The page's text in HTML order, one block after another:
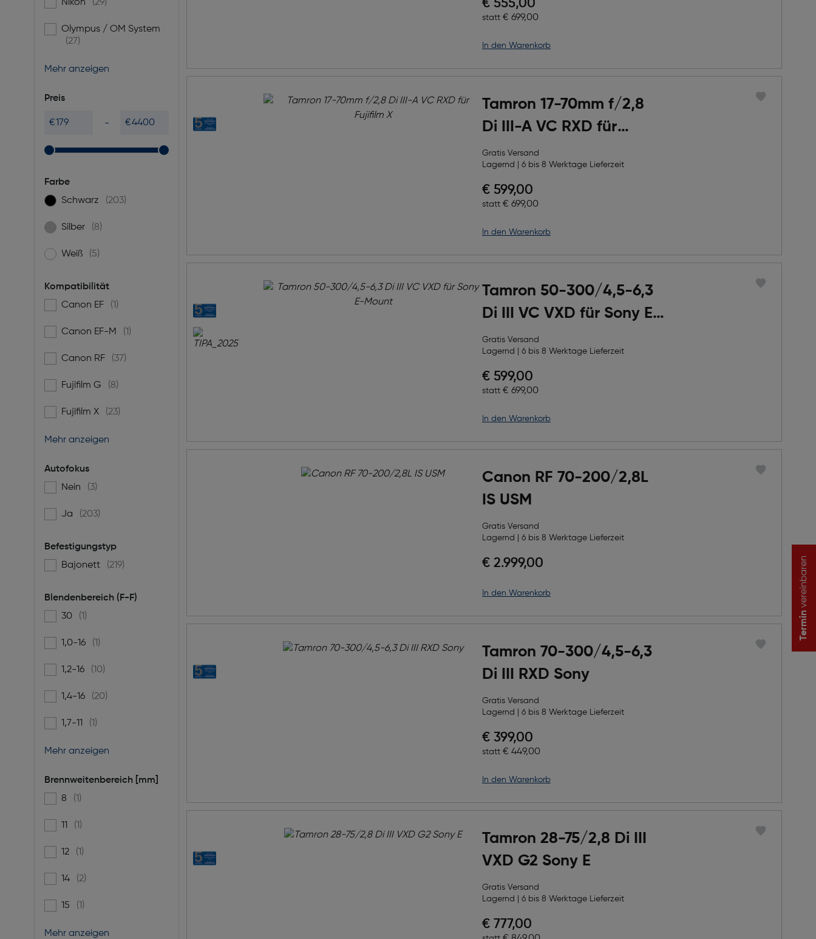
Nikon (29)
Filtern nach Marke: Nikon
Olympus / OM System
(27)
Filtern nach Marke: Olympus / OM System
Mehr anzeigen
Preis
€ €
Farbe
Schwarz
(203)
Filtern nach Farbe: Schwarz
Silber (8)
Filtern nach Farbe: Silber
Weiß (5)
Filtern nach Farbe: Weiß
Kompatibilität
Canon EF
(1)
Filtern nach Kompatibilität: Canon EF
Canon EF-M (1)
Filtern nach Kompatibilität: Canon EF-M
Canon RF (37)
Filtern nach Kompatibilität: Canon RF
Fujifilm G (8)
Filtern nach Kompatibilität: Fujifilm G
Fujifilm X (23)
Filtern nach Kompatibilität: Fujifilm X
Mehr anzeigen
Autofokus
Nein
(3)
Filtern nach Autofokus: false
Ja (203)
Filtern nach Autofokus: true
Befestigungstyp
Bajonett
(219)
Filtern nach Befestigungstyp: Bajonett
Blendenbereich (F-F)
30
(1)
Filtern nach Blendenbereich (F-F): 30
1,0-16 (1)
Filtern nach Blendenbereich (F-F): 1,0-16
1,2-16 (10)
Filtern nach Blendenbereich (F-F): 1,2-16
1,4-16 (20)
Filtern nach Blendenbereich (F-F): 1,4-16
1,7-11 (1)
Filtern nach Blendenbereich (F-F): 1,7-11
Mehr anzeigen
Brennweitenbereich [mm]
8
(1)
Filtern nach Brennweitenbereich [mm]: 8
11 (1)
Filtern nach Brennweitenbereich [mm]: 11
12 (1)
Filtern nach Brennweitenbereich [mm]: 12
14 (2)
Filtern nach Brennweitenbereich [mm]: 14
15 (1)
Filtern nach Brennweitenbereich [mm]: 15
Mehr anzeigen
Preis nach Rabatts
€ 555,00
statt Ursprünglicher Preis
€ 699,00
in den Warenkorb
Tamron 17-70mm f/2,8
Di III-A VC RXD für
Fujifilm X
Gratis Versand
Lagernd | 6 bis 8 Werktage Lieferzeit
Preis nach Rabatts
€ 599,00
statt Ursprünglicher Preis
€ 699,00
in den Warenkorb
Tamron 50-300/4,5-6,3
Di III VC VXD für Sony E-
Mount
Gratis Versand
Lagernd | 6 bis 8 Werktage Lieferzeit
Preis nach Rabatts
€ 599,00
statt Ursprünglicher Preis
€ 699,00
in den Warenkorb
Canon RF 70-200/2,8L
IS USM
Gratis Versand
Lagernd | 6 bis 8 Werktage Lieferzeit
€ 2.999,00
in den Warenkorb
Tamron 70-300/4,5-6,3
Di III RXD Sony
Gratis Versand
Lagernd | 6 bis 8 Werktage Lieferzeit
Preis nach Rabatts
€ 399,00
statt Ursprünglicher Preis
€ 449,00
in den Warenkorb
Tamron 28-75/2,8 Di III
VXD G2 Sony E
Gratis Versand
Lagernd | 6 bis 8 Werktage Lieferzeit
Preis nach Rabatts
€ 777,00
Termin
vereinbaren